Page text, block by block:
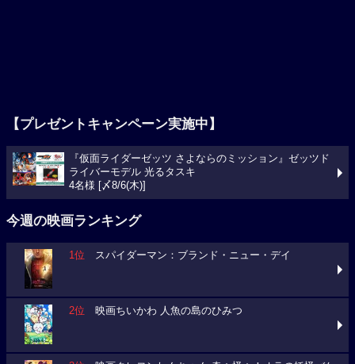
【プレゼントキャンペーン実施中】
『仮面ライダーゼッツ さよならのミッション』ゼッツド
ライバーモデル 光るタスキ
4名様 [〆8/6(木)]
今週の映画ランキング
1位 スパイダーマン：ブランド・ニュー・デイ
2位 映画ちいかわ 人魚の島のひみつ